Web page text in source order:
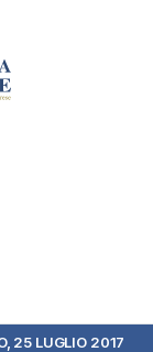
25 LUGLIO 2017